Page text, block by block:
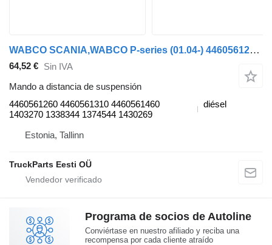
WABCO SCANIA,WABCO P-series (01.04-) 4460561260 mando a distancia de suspensión para Scania P,G,R,T-series (2004-2017) cabeza tractora
64,52 € Sin IVA
Mando a distancia de suspensión
4460561260 4460561310 4460561460
1403270 1338344 1374544 1430269
diésel
Estonia, Tallinn
TruckParts Eesti OÜ
Programa de socios de Autoline
Conviértase en nuestro afiliado y reciba una
recompensa por cada cliente atraído